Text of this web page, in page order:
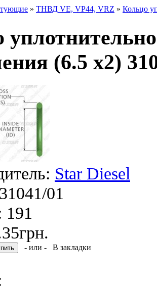
» ТНВД VE, VP44, VRZ » Кольцо
(6.5 х2)
Star Diesel
31041/01
191
- или -
В закладки